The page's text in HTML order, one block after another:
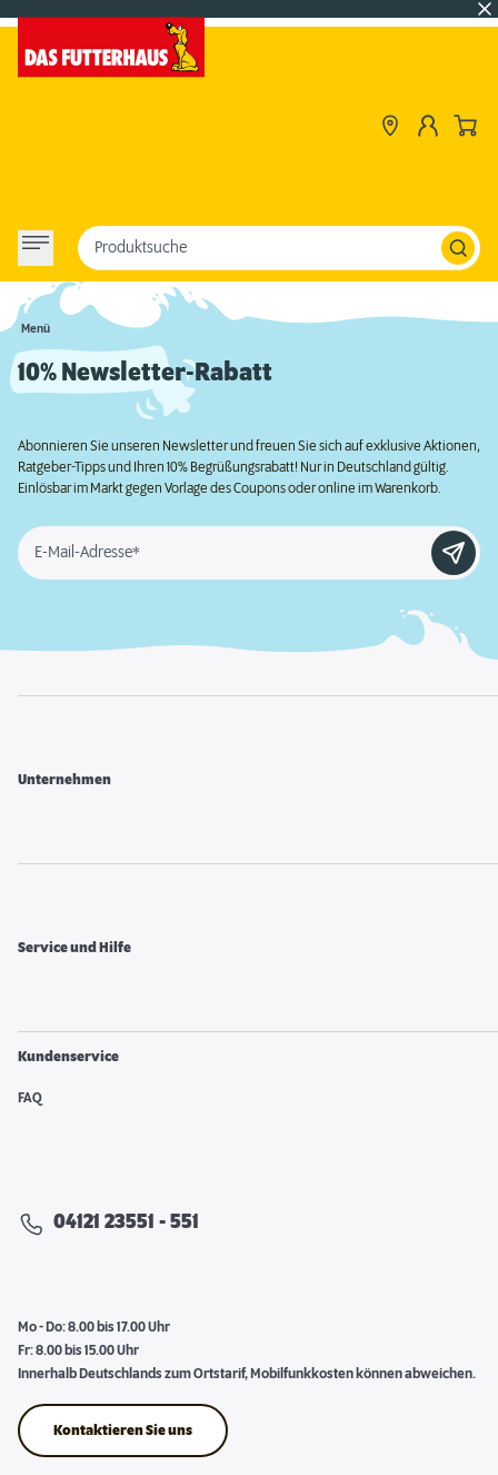
Menü
Produktsuche
10% Newsletter-Rabatt
Abonnieren Sie unseren Newsletter und freuen Sie sich auf exklusive Aktionen,
Ratgeber-Tipps und Ihren 10% Begrüßungsrabatt! Nur in Deutschland gültig.
Einlösbar im Markt gegen Vorlage des Coupons oder online im Warenkorb.
E-Mail-Adresse*
Unternehmen
Service und Hilfe
Kundenservice
FAQ
04121 23551 - 551
Mo - Do: 8.00 bis 17.00 Uhr
Fr: 8.00 bis 15.00 Uhr
Innerhalb Deutschlands zum Ortstarif, Mobilfunkkosten können abweichen.
Kontaktieren Sie uns